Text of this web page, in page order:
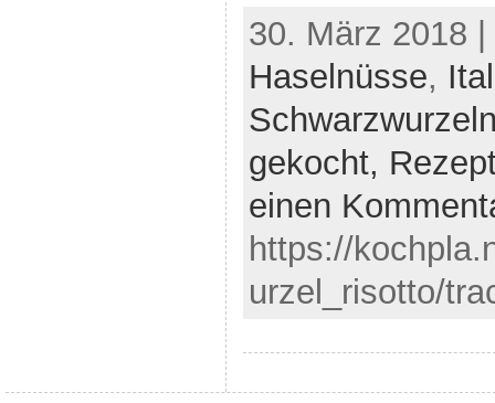
30. März 2018
Haselnüsse,
gekocht,
einen
https://
urzel_risotto/